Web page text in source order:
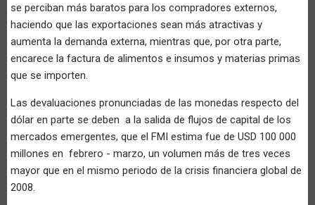
se perciban más baratos para los compradores externos,
haciendo que las exportaciones sean más atractivas y
aumenta la demanda externa, mientras que, por otra parte,
encarece la factura de alimentos e insumos y materias primas
que se importen.
Las devaluaciones pronunciadas de las monedas respecto del
dólar en parte se deben a la salida de flujos de capital de los
mercados emergentes, que el FMI estima fue de USD 100 000
millones en febrero - marzo, un volumen más de tres veces
mayor que en el mismo periodo de la crisis financiera global de
2008.